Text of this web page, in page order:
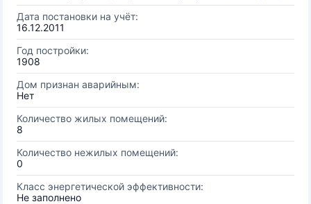
Дата постановки на учёт:
16.12.2011
Год постройки:
1908
Дом признан аварийным:
Нет
Количество жилых помещений:
8
Количество нежилых помещений:
0
Класс энергетической эффективности:
Не заполнено